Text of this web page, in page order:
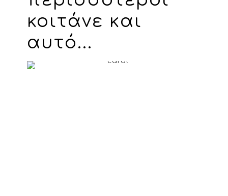
κοιτάνε και
αυτό...